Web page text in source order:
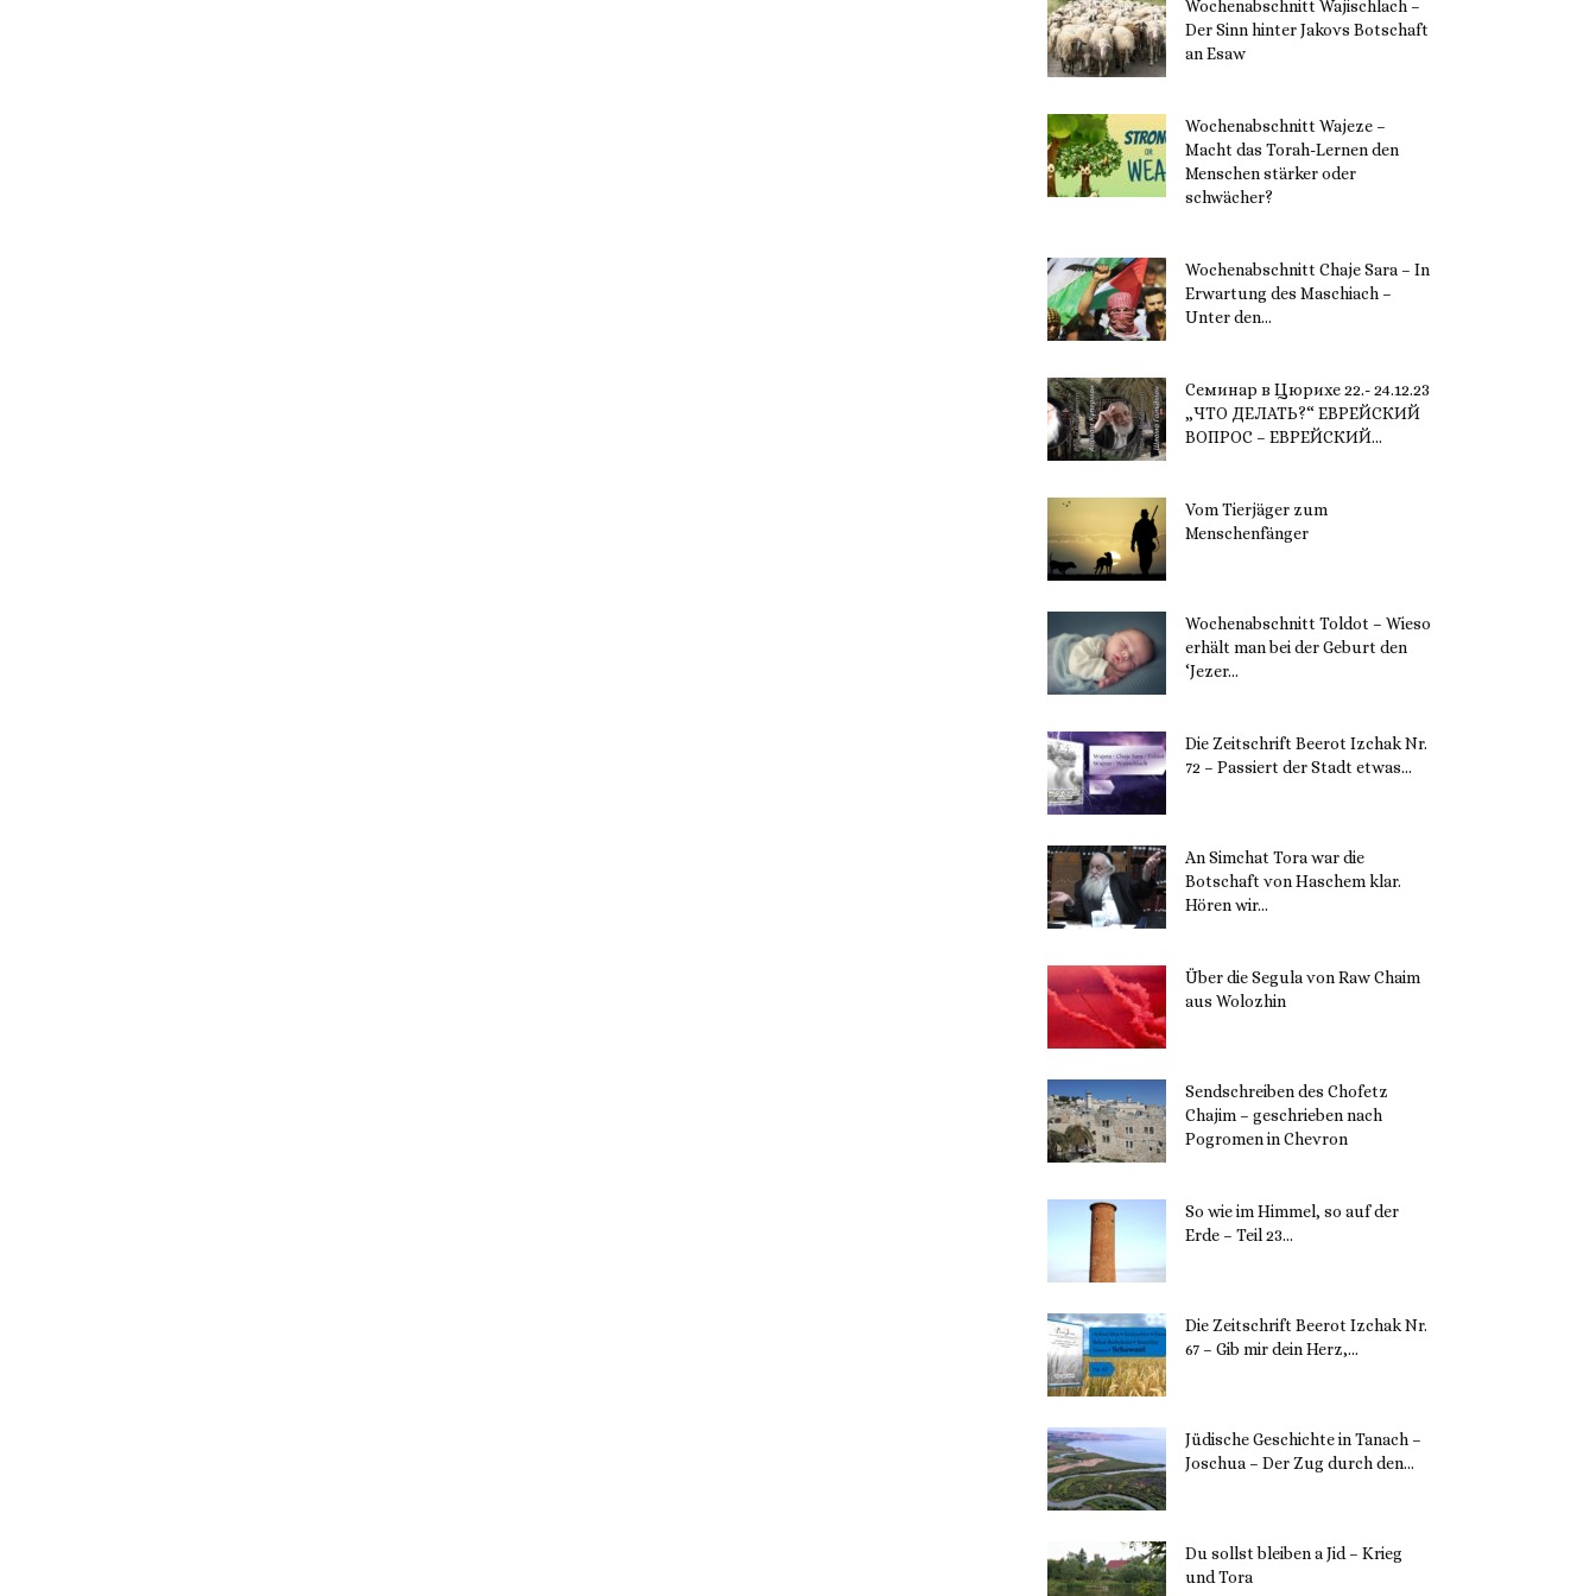
Wochenabschnitt Wajischlach –
Der Sinn hinter Jakovs Botschaft
an Esaw
Wochenabschnitt Wajeze –
Macht das Torah-Lernen den
Menschen stärker oder
schwächer?
Wochenabschnitt Chaje Sara – In
Erwartung des Maschiach –
Unter den...
Семинар в Цюрихе 22.- 24.12.23
„ЧТО ДЕЛАТЬ?“ ЕВРЕЙСКИЙ
ВОПРОС – ЕВРЕЙСКИЙ...
Vom Tierjäger zum
Menschenfänger
Wochenabschnitt Toldot – Wieso
erhält man bei der Geburt den
‘Jezer...
Die Zeitschrift Beerot Izchak Nr.
72 – Passiert der Stadt etwas...
An Simchat Tora war die
Botschaft von Haschem klar.
Hören wir...
Über die Segula von Raw Chaim
aus Wolozhin
Sendschreiben des Chofetz
Chajim – geschrieben nach
Pogromen in Chevron
So wie im Himmel, so auf der
Erde – Teil 23...
Die Zeitschrift Beerot Izchak Nr.
67 – Gib mir dein Herz,...
Jüdische Geschichte in Tanach –
Joschua – Der Zug durch den...
Du sollst bleiben a Jid – Krieg
und Tora